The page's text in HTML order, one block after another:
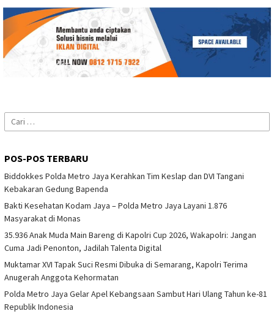
Cari
untuk:
POS-POS TERBARU
Biddokkes Polda Metro Jaya Kerahkan Tim Keslap dan DVI Tangani
Kebakaran Gedung Bapenda
Bakti Kesehatan Kodam Jaya – Polda Metro Jaya Layani 1.876
Masyarakat di Monas
35.936 Anak Muda Main Bareng di Kapolri Cup 2026, Wakapolri: Jangan
Cuma Jadi Penonton, Jadilah Talenta Digital
Muktamar XVI Tapak Suci Resmi Dibuka di Semarang, Kapolri Terima
Anugerah Anggota Kehormatan
Polda Metro Jaya Gelar Apel Kebangsaan Sambut Hari Ulang Tahun ke-81
Republik Indonesia